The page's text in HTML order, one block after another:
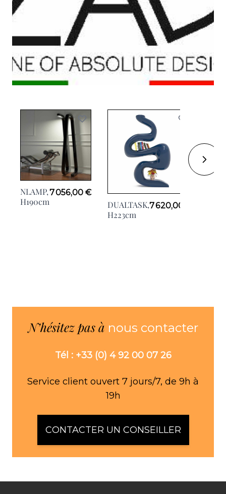
NLAMP,
H190cm
7 056,00 €
DUALTASK,
H223cm
7 620,00 €
N’hésitez pas à nous contacter
Tél : +33 (0) 4 92 00 07 26
Service client ouvert 7 jours/7, de 9h à
19h
CONTACTER UN CONSEILLER